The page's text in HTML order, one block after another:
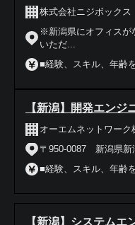
株式会社ニジボックス
※新潟県にオフィスが
いただ...
■経験、スキル、年齢
【新潟】開発エンジ
オーエムネットワーク
〒950-0087 新潟県新
■経験、スキル、年齢
【新潟】システムエ